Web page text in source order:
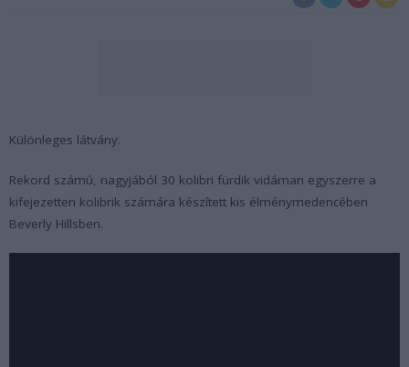
Különleges látvány.
Rekord számú, nagyjából 30 kolibri fürdik vidáman egyszerre a
kifejezetten kolibrik számára készített kis élménymedencében
Beverly Hillsben.